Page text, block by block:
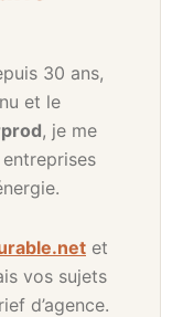
30 ans,
et le
, je me
et
vos sujets
d’agence.